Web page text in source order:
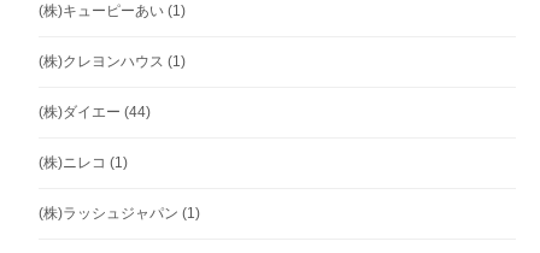
(株)キューピーあい (1)
(株)クレヨンハウス (1)
(株)ダイエー (44)
(株)ニレコ (1)
(株)ラッシュジャパン (1)